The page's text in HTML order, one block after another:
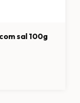
sal 100g